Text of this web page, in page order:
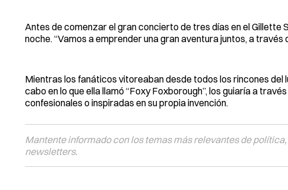
Antes de comenzar el gran concierto de tres días en el Gillette
noche. “Vamos a emprender una gran aventura juntos, a
Mientras los fanáticos vitoreaban desde todos los rincones del
cabo en lo que ella llamó “Foxy Foxborough”, los guiaría a
confesionales o inspiradas en su propia invención.
Mantente informado con los temas más relevantes de
newsletters.